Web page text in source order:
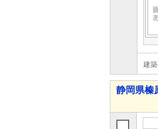
建
静岡県榛